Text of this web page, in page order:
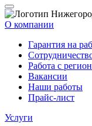
О компании
Гарантия на
Работа с
Вакансии
Наши работы
Прайс-лист
Услуги